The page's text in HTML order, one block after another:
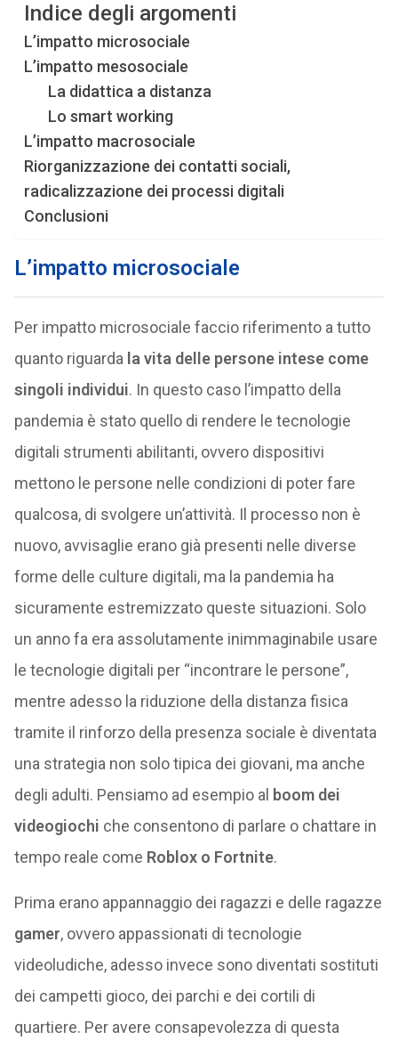
Indice degli argomenti
L’impatto microsociale
L’impatto mesosociale
La didattica a distanza
Lo smart working
L’impatto macrosociale
Riorganizzazione dei contatti sociali,
radicalizzazione dei processi digitali
Conclusioni
L’impatto microsociale
Per impatto microsociale faccio riferimento a tutto
quanto riguarda la vita delle persone intese come
singoli individui. In questo caso l’impatto della
pandemia è stato quello di rendere le tecnologie
digitali strumenti abilitanti, ovvero dispositivi
mettono le persone nelle condizioni di poter fare
qualcosa, di svolgere un’attività. Il processo non è
nuovo, avvisaglie erano già presenti nelle diverse
forme delle culture digitali, ma la pandemia ha
sicuramente estremizzato queste situazioni. Solo
un anno fa era assolutamente inimmaginabile usare
le tecnologie digitali per “incontrare le persone”,
mentre adesso la riduzione della distanza fisica
tramite il rinforzo della presenza sociale è diventata
una strategia non solo tipica dei giovani, ma anche
degli adulti. Pensiamo ad esempio al boom dei
videogiochi che consentono di parlare o chattare in
tempo reale come Roblox o Fortnite.
Prima erano appannaggio dei ragazzi e delle ragazze
gamer, ovvero appassionati di tecnologie
videoludiche, adesso invece sono diventati sostituti
dei campetti gioco, dei parchi e dei cortili di
quartiere. Per avere consapevolezza di questa